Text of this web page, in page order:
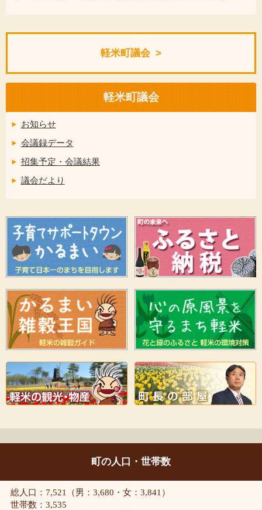
軽米町議会
軽米町議会
お知らせ
会議録データ
招集予定・会議結果
議会だより
町の人口・世帯数
総人口：7,521（男：3,680・女：3,841）
世帯数：3,535